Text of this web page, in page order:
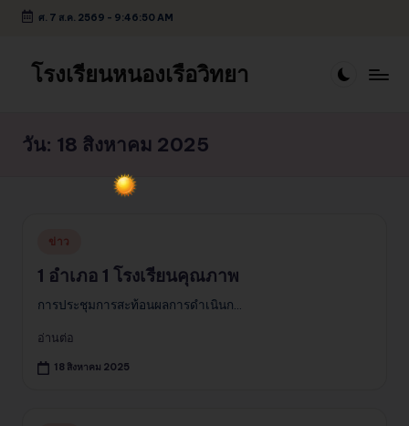
content
ศ. 7 ส.ค. 2569 - 9:46:50 AM
โรงเรียนหนองเรือวิทยา
วัน: 18 สิงหาคม 2025
Posted
ข่าว
1 อำเภอ 1 โรงเรียนคุณภาพ
การประชุมการสะท้อนผลการดำเนินก…
อ่านต่อ
18 สิงหาคม 2025